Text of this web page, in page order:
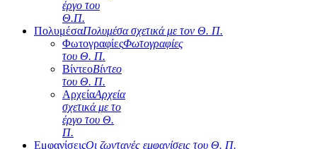
έργο του
Θ.Π.
ΠολυμέσαΠολυμέσα σχετικά με τον Θ. Π.
ΦωτογραφίεςΦωτογραφίες
του Θ. Π.
ΒίντεοΒίντεο
του Θ. Π.
ΑρχείαΑρχεία
σχετικά με το
έργο του Θ.
Π.
ΕμφανίσειςΟι ζωντανές εμφανίσεις του Θ. Π.